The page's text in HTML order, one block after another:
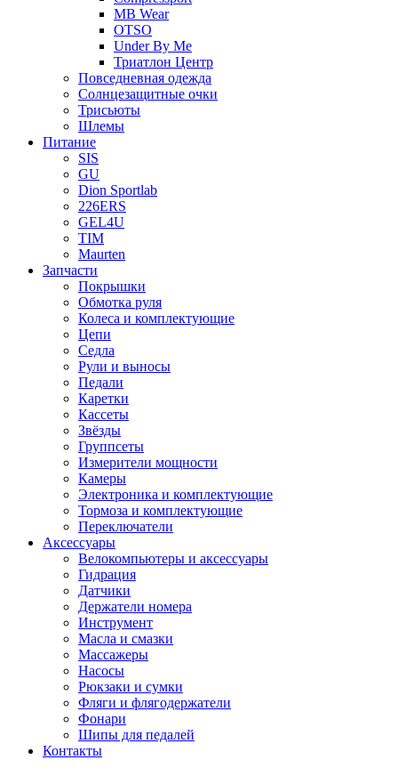
MB Wear
OTSO
Under By Me
Триатлон Центр
Повседневная одежда
Солнцезащитные очки
Трисьюты
Шлемы
Питание
SIS
GU
Dion Sportlab
226ERS
GEL4U
TIM
Maurten
Запчасти
Покрышки
Обмотка руля
Колеса и комплектующие
Цепи
Седла
Рули и выносы
Педали
Каретки
Кассеты
Звёзды
Группсеты
Измерители мощности
Камеры
Электроника и комплектующие
Тормоза и комплектующие
Переключатели
Аксессуары
Велокомпьютеры и аксессуары
Гидрация
Датчики
Держатели номера
Инструмент
Масла и смазки
Массажеры
Насосы
Рюкзаки и сумки
Фляги и флягодержатели
Фонари
Шипы для педалей
Контакты